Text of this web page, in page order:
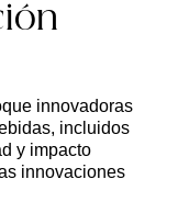
innovadoras
incluidos
y impacto
innovaciones